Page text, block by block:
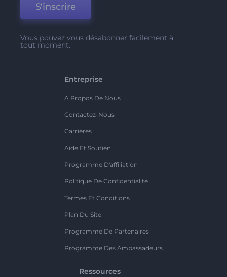
S'inscrire
Vous pouvez vous désabonner facilement à
tout moment.
Entreprise
A Propos De Nous
Contactez-Nous
Carrières
Aide Et Soutien
Programme D'affiliation
Politique De Confidentialité
Termes Et Conditions
Plan Du Site
Programme De Partenaires
Programme Des Ambassadeurs
Ressources